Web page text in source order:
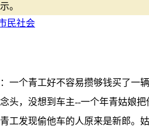
。
民社会
一个青工好不容易攒够钱买了
头，没想到车主--一个年青姑娘
工发现偷他车的人原来是新郎。